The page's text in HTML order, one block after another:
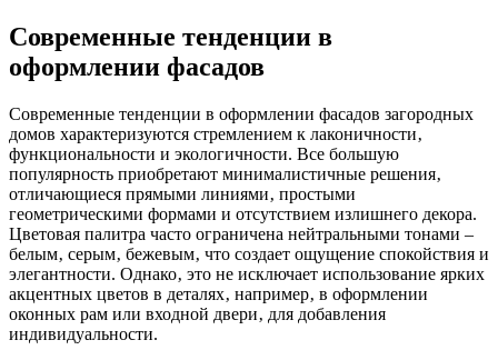
Современные тенденции в
оформлении фасадов
Современные тенденции в оформлении фасадов загородных
домов характеризуются стремлением к лаконичности‚
функциональности и экологичности. Все большую
популярность приобретают минималистичные решения‚
отличающиеся прямыми линиями‚ простыми
геометрическими формами и отсутствием излишнего декора.
Цветовая палитра часто ограничена нейтральными тонами –
белым‚ серым‚ бежевым‚ что создает ощущение спокойствия и
элегантности. Однако‚ это не исключает использование ярких
акцентных цветов в деталях‚ например‚ в оформлении
оконных рам или входной двери‚ для добавления
индивидуальности.